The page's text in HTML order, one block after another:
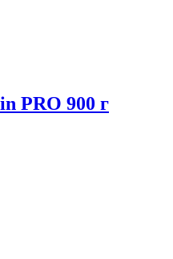
PRO 900 г